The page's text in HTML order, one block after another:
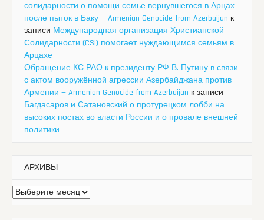
солидарности о помощи семье вернувшегося в Арцах
после пыток в Баку — Armenian Genocide from Azerbaijan к
записи Международная организация Христианской
Солидарности (CSI) помогает нуждающимся семьям в
Арцахе
Обращение КС РАО к президенту РФ В. Путину в связи
с актом вооружённой агрессии Азербайджана против
Армении — Armenian Genocide from Azerbaijan к записи
Багдасаров и Сатановский о протурецком лобби на
высоких постах во власти России и о провале внешней
политики
АРХИВЫ
Архивы